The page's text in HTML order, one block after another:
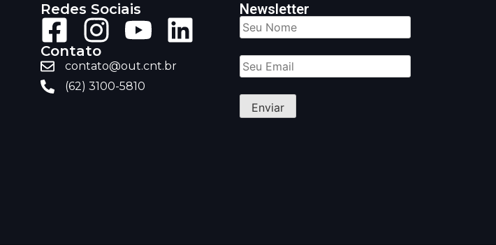
Redes Sociais
Contato
contato@out.cnt.br
(62) 3100-5810
Newsletter